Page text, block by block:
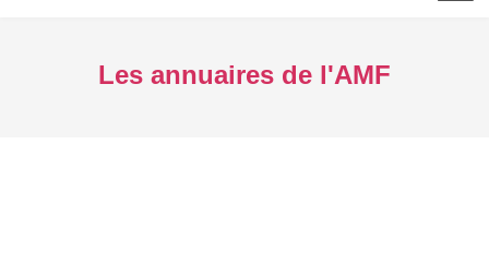
Les annuaires de l'AMF